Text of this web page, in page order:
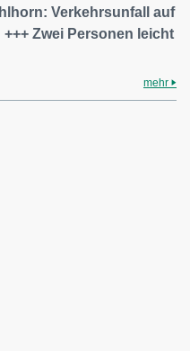
Verkehrsunfall auf
Zwei Personen leicht
mehr